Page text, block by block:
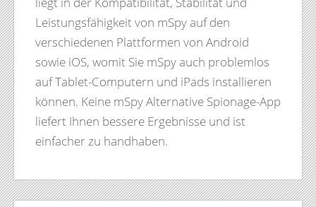
Leistungsfähigkeit von mSpy auf den
verschiedenen Plattformen von Android
sowie iOS, womit Sie mSpy auch problemlos
auf Tablet-Computern und iPads installieren
können. Keine mSpy Alternative Spionage-App
liefert Ihnen bessere Ergebnisse und ist
einfacher zu handhaben.